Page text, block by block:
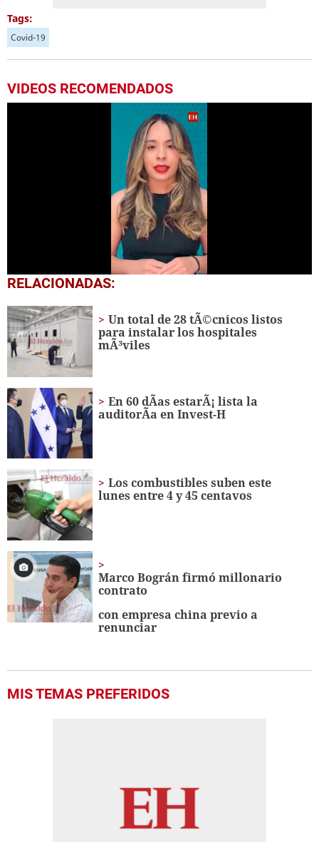
Tags:
Covid-19
VIDEOS RECOMENDADOS
0
seconds
48
seconds
RELACIONADAS:
Un total de 28 tÃ©cnicos listos
para instalar los hospitales
mÃ³viles
En 60 dÃ­as estarÃ¡ lista la
auditorÃ­a en Invest-H
Los combustibles suben este
lunes entre 4 y 45 centavos
Marco Bográn firmó millonario
contrato
con empresa china previo a
renunciar
MIS TEMAS PREFERIDOS